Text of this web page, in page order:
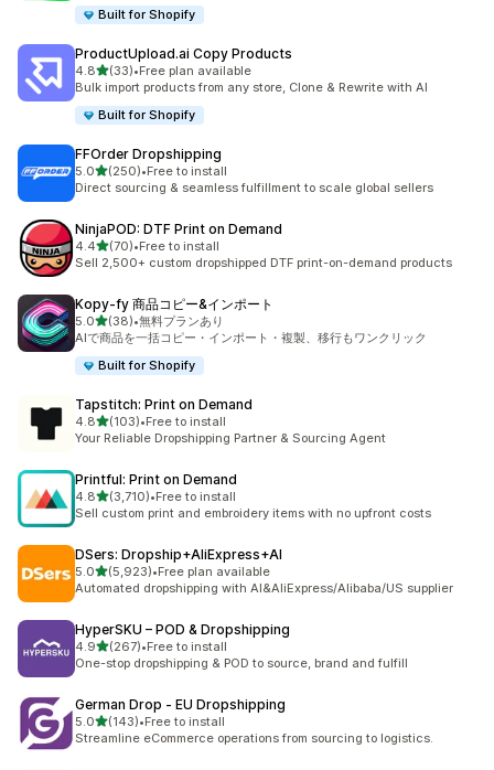
Built for Shopify
ProductUpload.ai Copy Products
4.85つ星中
(33)
合計レビュー数：33件
•Free plan available
Bulk import products from any store, Clone & Rewrite with AI
Built for Shopify
FFOrder Dropshipping
5.05つ星中
(250)
合計レビュー数：250件
•Free to install
Direct sourcing & seamless fulfillment to scale global sellers
NinjaPOD: DTF Print on Demand
4.45つ星中
(70)
合計レビュー数：70件
•Free to install
Sell 2,500+ custom dropshipped DTF print-on-demand products
Kopy‑fy 商品コピー&インポート
5.05つ星中
(38)
合計レビュー数：38件
•無料プランあり
AIで商品を一括コピー・インポート・複製、移行もワンクリック
Built for Shopify
Tapstitch: Print on Demand
4.85つ星中
(103)
合計レビュー数：103件
•Free to install
Your Reliable Dropshipping Partner & Sourcing Agent
Printful: Print on Demand
4.85つ星中
(3,710)
合計レビュー数：3710件
•Free to install
Sell custom print and embroidery items with no upfront costs
DSers: Dropship+AliExpress+AI
5.05つ星中
(5,923)
合計レビュー数：5923件
•Free plan available
Automated dropshipping with AI&AliExpress/Alibaba/US supplier
HyperSKU – POD & Dropshipping
4.95つ星中
(267)
合計レビュー数：267件
•Free to install
One-stop dropshipping & POD to source, brand and fulfill
German Drop ‑ EU Dropshipping
5.05つ星中
(143)
合計レビュー数：143件
•Free to install
Streamline eCommerce operations from sourcing to logistics.